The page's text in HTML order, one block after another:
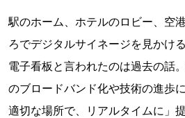
駅のホーム、ホテルのロビー、空
ろでデジタルサイネージを見かけ
電子看板と言われたのは過去の話
のブロードバンド化や技術の進歩
適切な場所で、リアルタイムに」